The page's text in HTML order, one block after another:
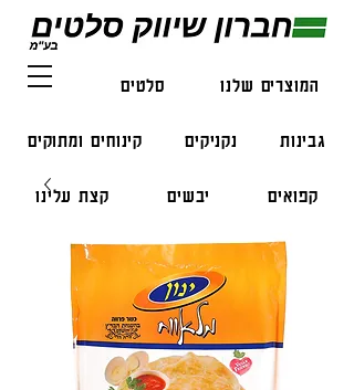
המוצרים שלנו סלטים דגים
גבינות נקניקים קינוחים ומתוקים
קפואים יבשים קצת עלינו
צור קשר